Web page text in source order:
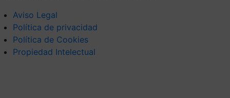
Aviso Legal
Política de privacidad
Política de Cookies
Propiedad Intelectual